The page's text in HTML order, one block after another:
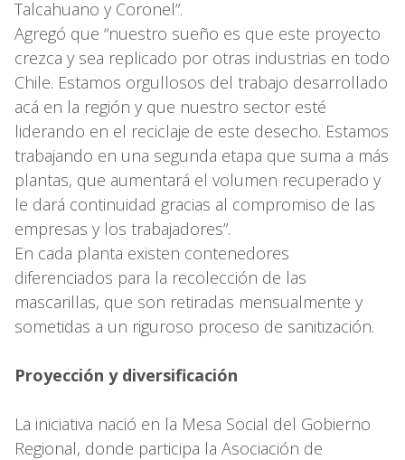
Talcahuano y Coronel”.
Agregó que “nuestro sueño es que este proyecto
crezca y sea replicado por otras industrias en todo
Chile. Estamos orgullosos del trabajo desarrollado
acá en la región y que nuestro sector esté
liderando en el reciclaje de este desecho. Estamos
trabajando en una segunda etapa que suma a más
plantas, que aumentará el volumen recuperado y
le dará continuidad gracias al compromiso de las
empresas y los trabajadores”.
En cada planta existen contenedores
diferenciados para la recolección de las
mascarillas, que son retiradas mensualmente y
sometidas a un riguroso proceso de sanitización.
Proyección y diversificación
La iniciativa nació en la Mesa Social del Gobierno
Regional, donde participa la Asociación de